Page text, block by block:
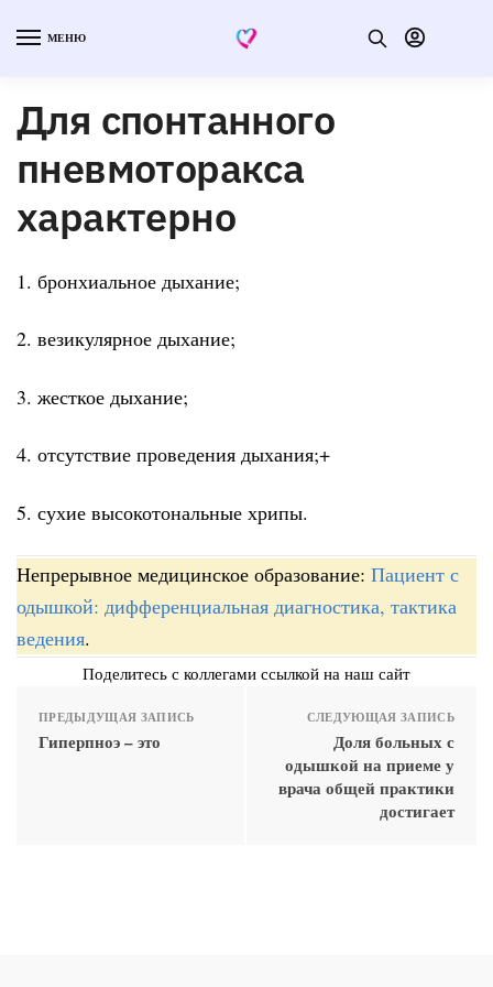
МЕНЮ
Для спонтанного
пневмоторакса
характерно
1. бронхиальное дыхание;
2. везикулярное дыхание;
3. жесткое дыхание;
4. отсутствие проведения дыхания;+
5. сухие высокотональные хрипы.
Непрерывное медицинское образование: Пациент с
одышкой: дифференциальная диагностика, тактика
ведения.
Поделитесь с коллегами ссылкой на наш сайт
ПРЕДЫДУЩАЯ ЗАПИСЬ
Гиперпноэ – это
СЛЕДУЮЩАЯ ЗАПИСЬ
Доля больных с
одышкой на приеме у
врача общей практики
достигает